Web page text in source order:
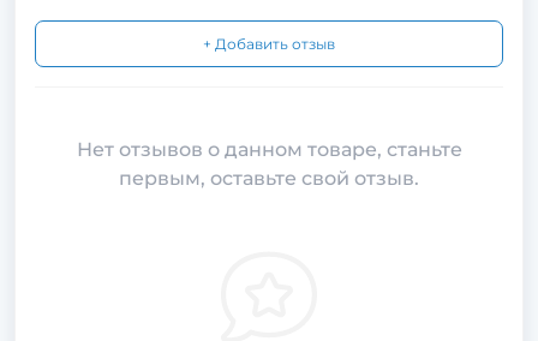
+ Добавить отзыв
Нет отзывов о данном товаре, станьте
первым, оставьте свой отзыв.